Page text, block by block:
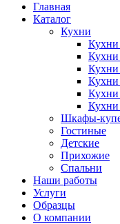
Главная
Каталог
Кухни
Кухни
Шкафы-
Гостиные
Детские
Прихожие
Спальни
Наши работы
Услуги
Образцы
О компании